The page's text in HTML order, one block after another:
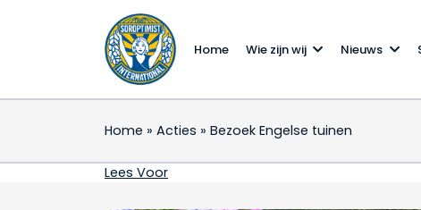
Home Wie zijn wij Nieuws
Home » Acties » Bezoek Engelse tuinen
Bezoek Engelse tuinen
Lees Voor